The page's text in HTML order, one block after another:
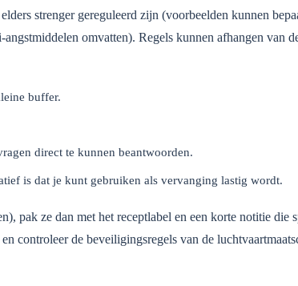
strenger gereguleerd zijn (voorbeelden kunnen
omvatten). Regels kunnen afhangen van
buffer.
direct te kunnen beantwoorden.
is dat je kunt gebruiken als vervanging lastig wordt.
pak ze dan met het receptlabel en een korte notitie die
controleer de beveiligingsregels van de